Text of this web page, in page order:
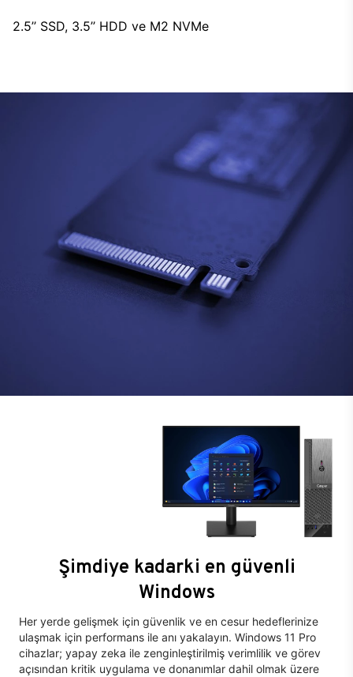
2.5’’ SSD, 3.5’’ HDD ve M2 NVMe
Şimdiye kadarki en güvenli
Windows
Her yerde gelişmek için güvenlik ve en cesur hedeflerinize
ulaşmak için performans ile anı yakalayın. Windows 11 Pro
cihazlar; yapay zeka ile zenginleştirilmiş verimlilik ve görev
açısından kritik uygulama ve donanımlar dahil olmak üzere